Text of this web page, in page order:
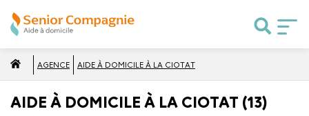
AGENCE AIDE À DOMICILE À LA CIOTAT
AIDE À DOMICILE À LA CIOTAT (13)